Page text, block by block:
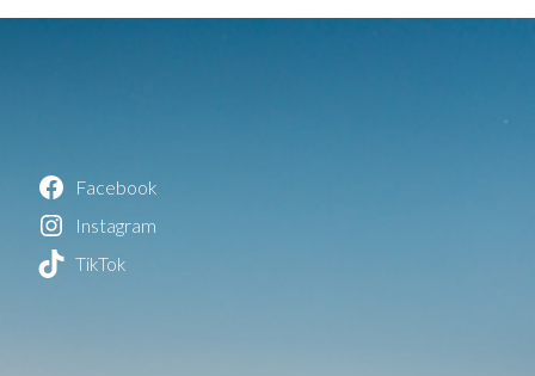
Facebook
Instagram
TikTok